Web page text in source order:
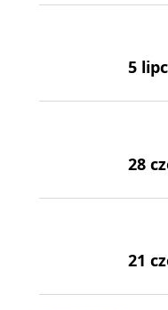
5
28
21